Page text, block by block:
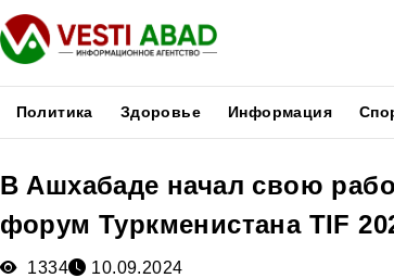
Политика Здоровье Информация
В Ашхабаде начал свою
форум Туркменистана TIF
1334 10.09.2024